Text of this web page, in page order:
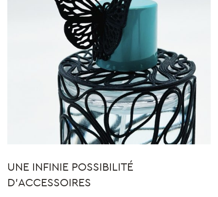
UNE INFINIE POSSIBILITÉ
D'ACCESSOIRES